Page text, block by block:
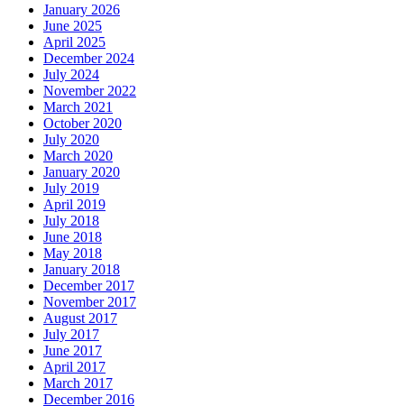
January 2026
June 2025
April 2025
December 2024
July 2024
November 2022
March 2021
October 2020
July 2020
March 2020
January 2020
July 2019
April 2019
July 2018
June 2018
May 2018
January 2018
December 2017
November 2017
August 2017
July 2017
June 2017
April 2017
March 2017
December 2016